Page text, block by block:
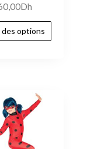
Dh
des options